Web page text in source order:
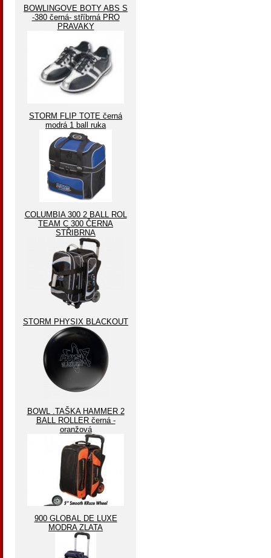
BOWLINGOVE BOTY ABS S
-380 černá- stříbrná PRO
PRAVAKY
STORM FLIP TOTE černá
modrá 1 ball ruka
COLUMBIA 300 2 BALL ROL
TEAM C 300 ČERNA
STŘIBRNA
STORM PHYSIX BLACKOUT
BOWL .TAŠKA HAMMER 2
BALL ROLLER černá -
oranžová
900 GLOBAL DE LUXE
MODRA ZLATA